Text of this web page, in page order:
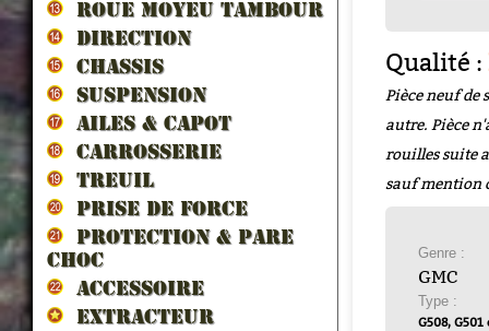
ROUE MOYEU TAMBOUR
DIRECTION
CHASSIS
SUSPENSION
AILES & CAPOT
CARROSSERIE
TREUIL
PRISE DE FORCE
PROTECTION & PARE
CHOC
ACCESSOIRE
EXTRACTEUR
Qualité :
Pièce neuf de
autre. Pièce
rouilles suite
sauf mention
Genre :
GMC
Type :
G508, G501